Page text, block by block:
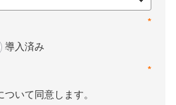
*
導入済み
*
いて同意します。